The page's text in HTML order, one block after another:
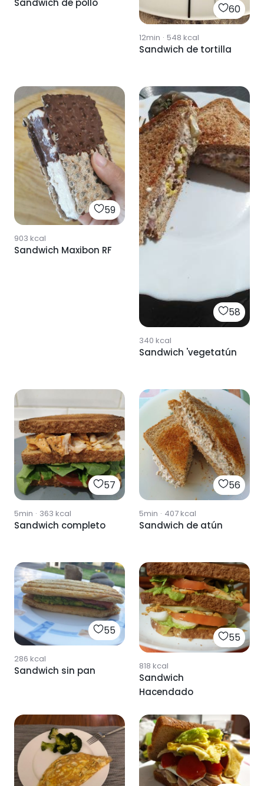
Sandwich de pollo 60
12min · 548 kcal
Sandwich de tortilla
59
903 kcal
Sandwich Maxibon RF
58
340 kcal
Sandwich 'vegetatún
57
5min · 363 kcal
Sandwich completo
56
5min · 407kcal
Sandwich de atún
55
286 kcal
Sandwich sin pan
55
818 kcal
Sandwich
Hacendado